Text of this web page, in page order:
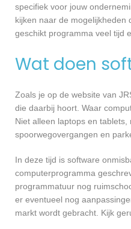
specifiek voor jouw
kijken naar de mogelijkheden
geschikt programma veel tijd
Wat doen
Zoals je op de website van
die daarbij hoort. Waar
Niet alleen laptops en
spoorwegovergangen en
In deze tijd is software
computerprogramma
programmatuur nog
er eventueel nog
markt wordt gebracht. Kijk